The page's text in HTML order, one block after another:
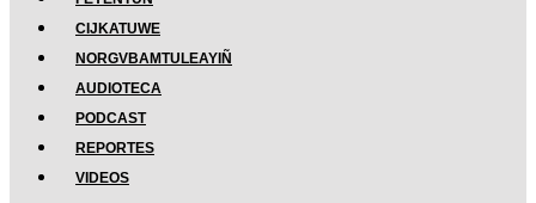
CIJKATUWE
NORGVBAMTULEAYIÑ
AUDIOTECA
PODCAST
REPORTES
VIDEOS